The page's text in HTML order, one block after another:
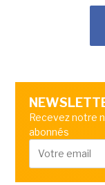
Recevez notre
abonnés